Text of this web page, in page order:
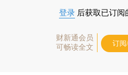
登录 后获取已订阅
财新通会员
可畅读全文
订阅